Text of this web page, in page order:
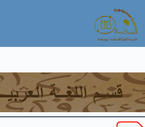
المحتوى